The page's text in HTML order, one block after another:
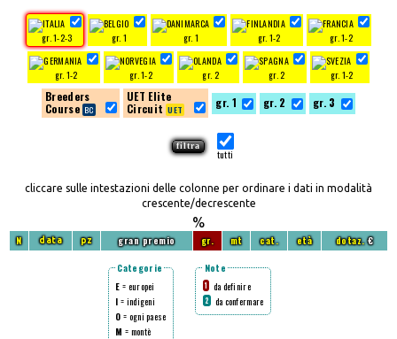
gr. 1-2-3 gr. 1 gr. 1 gr. 1-2 gr. 1-2
gr. 1-2 gr. 1-2 gr. 2 gr. 2 gr. 1-2
Breeders
Course
UET Elite
Circuit
gr. 1 gr. 2 gr. 3
tutti
cliccare sulle intestazioni delle colonne per ordinare i dati in modalità
crescente/decrescente
%
N data pz gran premio gr. mt cat. età dotaz.€
Categorie
E = europei
I = indigeni
O = ogni paese
M = montè
Note
1 da definire
2 da confermare